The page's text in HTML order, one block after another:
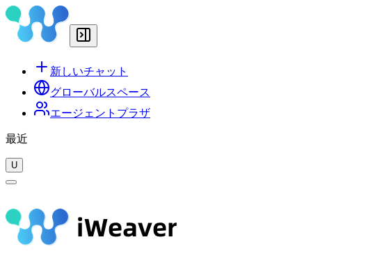
新しいチャット
グローバルスペース
エージェントプラザ
最近
U